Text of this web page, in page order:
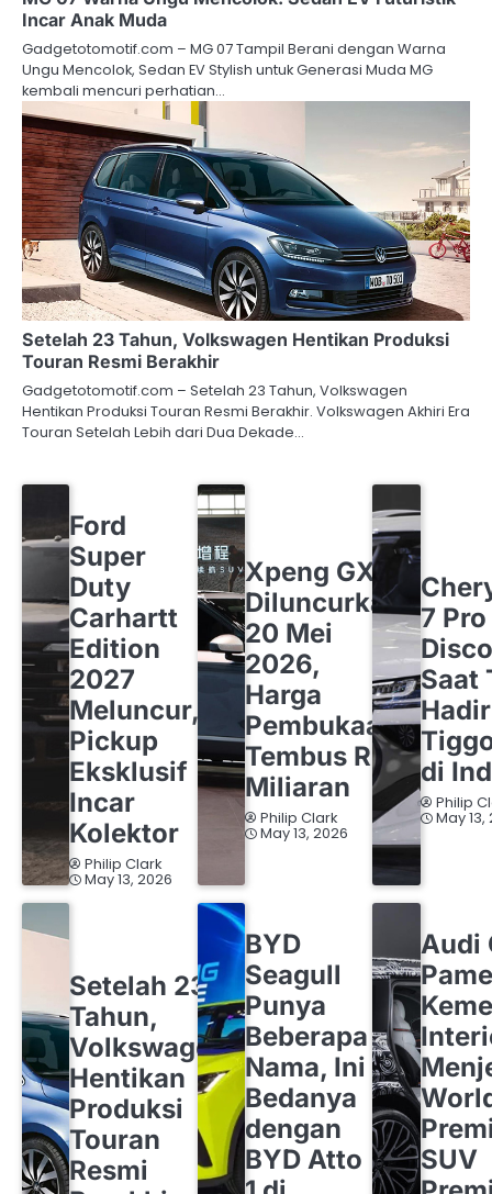
Incar Anak Muda
Gadgetotomotif.com – MG 07 Tampil Berani dengan Warna
Ungu Mencolok, Sedan EV Stylish untuk Generasi Muda MG
kembali mencuri perhatian…
Setelah 23 Tahun, Volkswagen Hentikan Produksi
Touran Resmi Berakhir
Gadgetotomotif.com – Setelah 23 Tahun, Volkswagen
Hentikan Produksi Touran Resmi Berakhir. Volkswagen Akhiri Era
Touran Setelah Lebih dari Dua Dekade…
Ford
Super
Duty
Carhartt
Edition
2027
Meluncur,
Pickup
Eksklusif
Incar
Kolektor
Philip Clark
May 13, 2026
Xpeng GX
Diluncurkan
20 Mei
2026,
Harga
Pembukaan
Tembus Rp1
Miliaran
Philip Clark
May 13, 2026
7 Pro
Saat
di
Philip
May 13,
Setelah 23
Tahun,
Volkswagen
Hentikan
Produksi
Touran
Resmi
BYD
Seagull
Punya
Beberapa
Nama, Ini
Bedanya
dengan
BYD Atto
Audi
SUV